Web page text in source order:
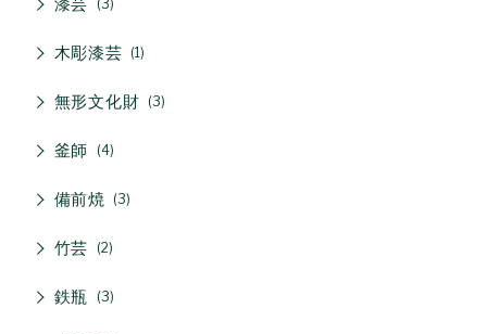
漆芸 3
木彫漆芸 1
無形文化財 3
釜師 4
備前焼 3
竹芸 2
鉄瓶 3